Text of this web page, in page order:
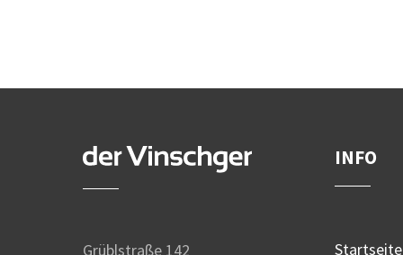
Grüblstraße 142
INFO
Startseite